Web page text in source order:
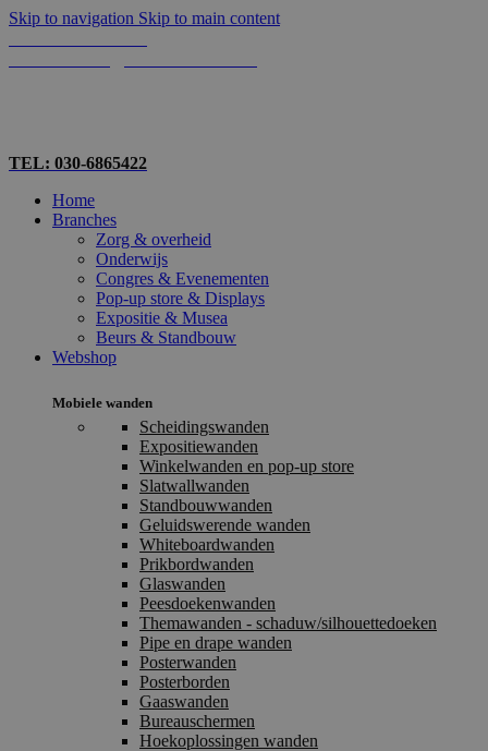
Skip to navigation Skip to main content
TEL: 030-6865422
Home
Branches
Zorg & overheid
Onderwijs
Congres & Evenementen
Pop-up store & Displays
Expositie & Musea
Beurs & Standbouw
Webshop
Mobiele wanden
Scheidingswanden
Expositiewanden
Winkelwanden en pop-up store
Slatwallwanden
Standbouwwanden
Geluidswerende wanden
Whiteboardwanden
Prikbordwanden
Glaswanden
Peesdoekenwanden
Themawanden - schaduw/silhouettedoeken
Pipe en drape wanden
Posterwanden
Posterborden
Gaaswanden
Bureauschermen
Hoekoplossingen wanden